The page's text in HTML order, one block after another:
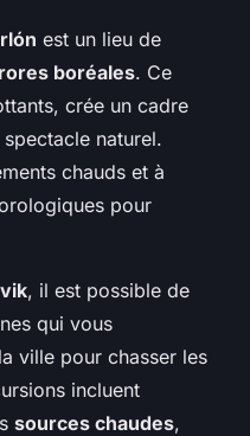
est un lieu de
boréales. Ce
crée un cadre
naturel.
chauds et à
pour
, il est possible de
qui vous
ville pour chasser les
incluent
sources chaudes,